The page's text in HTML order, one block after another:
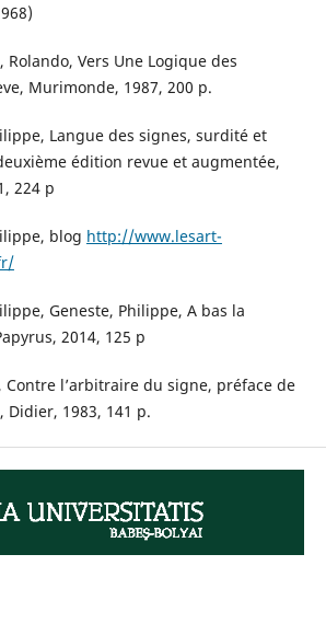
Rolando, Vers Une Logique des
Murimonde, 1987, 200 p.
Langue des signes, surdité et
édition revue et augmentée,
224 p
blog http://www.lesart-
Geneste, Philippe, A bas la
2014, 125 p
Contre l’arbitraire du signe, préface de
Didier, 1983, 141 p.